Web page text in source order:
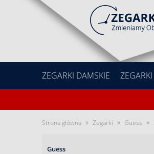
ZEGARKI DAMSKIE
Strona główna » Zegarki » Guess »
Guess